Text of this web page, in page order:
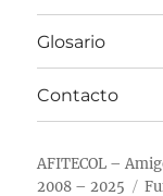
Glosario
Contacto
AFITECOL –
2008 – 2025